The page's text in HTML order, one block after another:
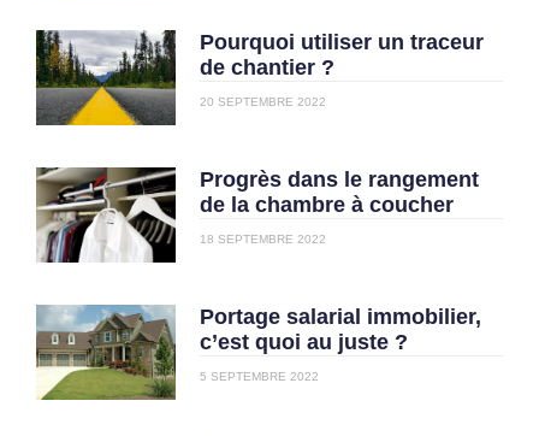
Pourquoi utiliser un traceur
de chantier ?
20 SEPTEMBRE 2022
Progrès dans le rangement
de la chambre à coucher
18 SEPTEMBRE 2022
Portage salarial immobilier,
c’est quoi au juste ?
5 SEPTEMBRE 2022